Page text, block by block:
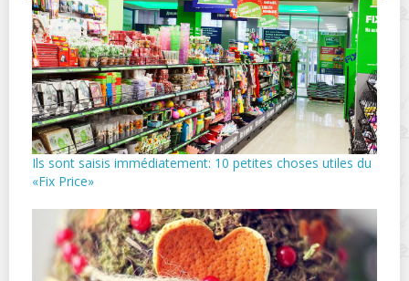
Ils sont saisis immédiatement: 10 petites choses utiles du
«Fix Price»